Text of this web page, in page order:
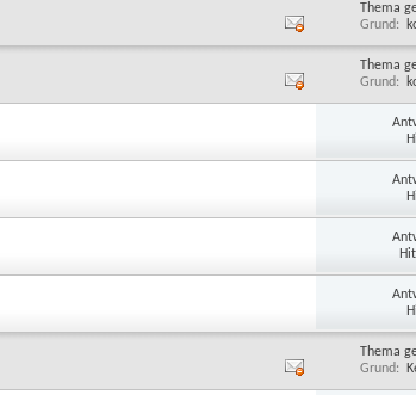
Thema
Grund
Thema
Grund
Thema
Grund